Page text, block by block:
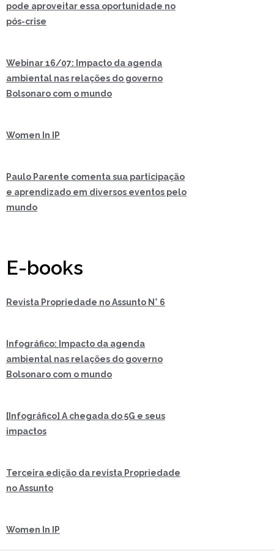
pode aproveitar essa oportunidade no
pós-crise
Webinar 16/07: Impacto da agenda
ambiental nas relações do governo
Bolsonaro com o mundo
Women In IP
Paulo Parente comenta sua participação
e aprendizado em diversos eventos pelo
mundo
E-books
Revista Propriedade no Assunto N° 6
Infográfico: Impacto da agenda
ambiental nas relações do governo
Bolsonaro com o mundo
[Infográfico] A chegada do 5G e seus
impactos
Terceira edição da revista Propriedade
no Assunto
Women In IP